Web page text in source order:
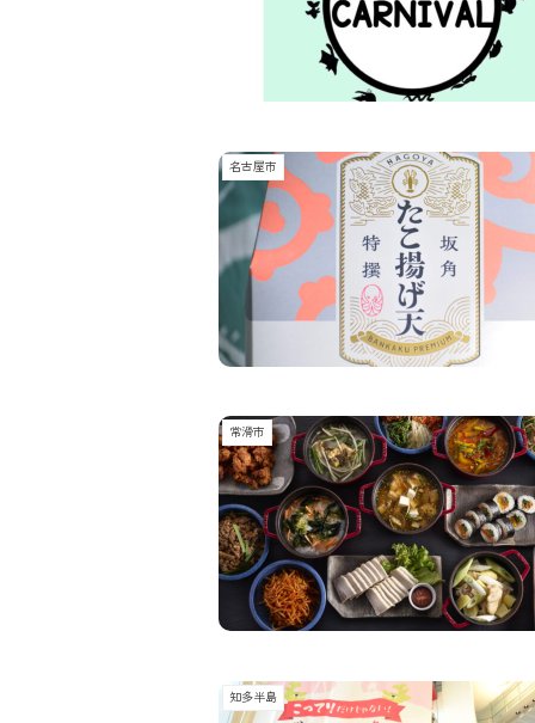
名古屋市
常滑市
知多半島